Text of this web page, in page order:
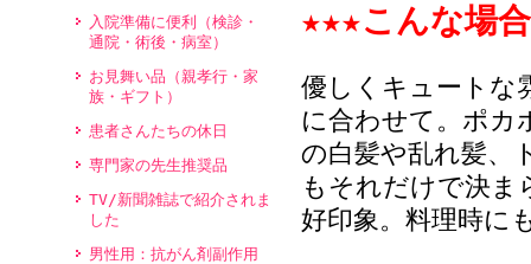
入院準備に便利（検診・
通院・術後・病室）
お見舞い品（親孝行・家
族・ギフト）
患者さんたちの休日
専門家の先生推奨品
TV/新聞雑誌で紹介されま
した
男性用：抗がん剤副作用
★★★こんな場
優しくキュートな
に合わせて。ポカ
の白髪や乱れ髪、
もそれだけで決ま
好印象。料理時に